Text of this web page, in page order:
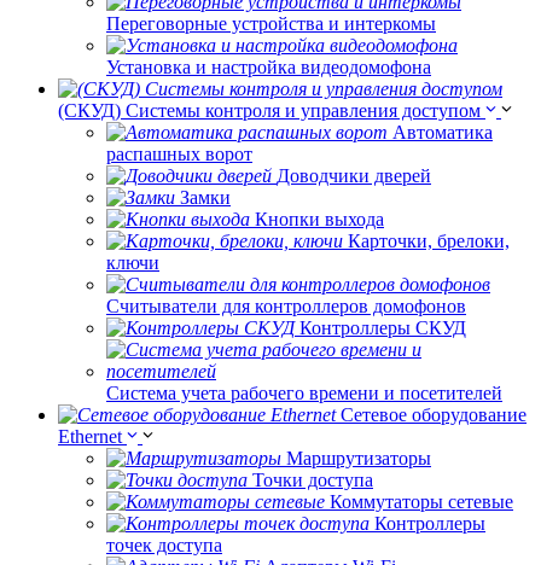
Переговорные устройства и интеркомы
Установка и настройка видеодомофона
(СКУД) Системы контроля и управления доступом
Автоматика
распашных ворот
Доводчики дверей
Замки
Кнопки выхода
Карточки, брелоки,
ключи
Считыватели для контроллеров домофонов
Контроллеры СКУД
Система учета рабочего времени и посетителей
Сетевое оборудование
Ethernet
Маршрутизаторы
Точки доступа
Коммутаторы сетевые
Контроллеры
точек доступа